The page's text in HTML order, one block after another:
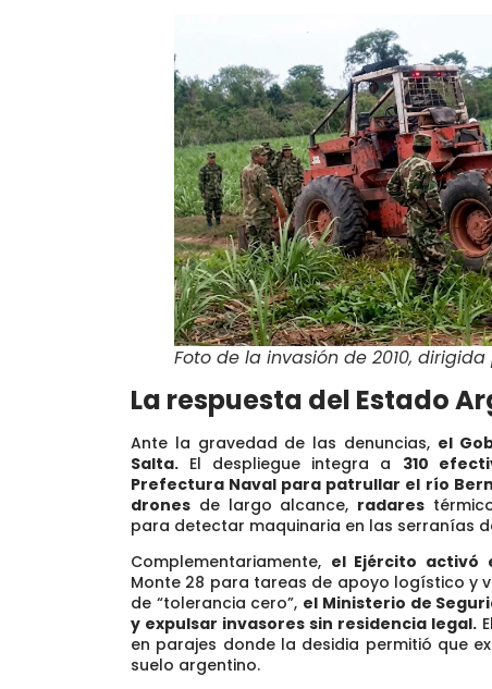
Foto de la invasión de 2010,
La respuesta del Estado
Ante la gravedad de las denuncias, el
Salta. El despliegue integra a 310
Prefectura Naval para patrullar el río
drones de largo alcance, radares
para detectar maquinaria en las serranías
Complementariamente, el Ejército activó
Monte 28 para tareas de apoyo logístico y
de “tolerancia cero”, el Ministerio de
y expulsar invasores sin residencia legal.
en parajes donde la desidia permitió que
suelo argentino.